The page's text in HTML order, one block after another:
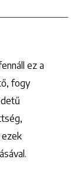
ez a
fogy
ezek